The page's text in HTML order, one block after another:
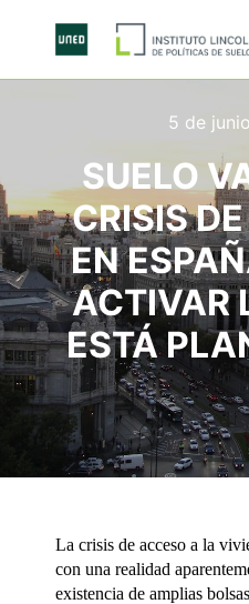
5 de
SUELO
CRISIS
EN
ACTIVAR
ESTÁ
La crisis de acceso a la
con una realidad
existencia de amplias